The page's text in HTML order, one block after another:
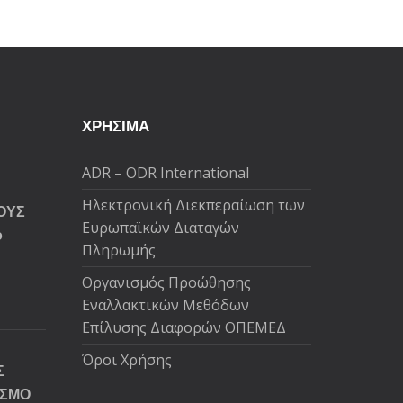
ΧΡΗΣΙΜΑ
ADR – ODR International
Ηλεκτρονική Διεκπεραίωση των
Ευρωπαϊκών Διαταγών
Πληρωμής
Oργανισμός Προώθησης
Εναλλακτικών Μεθόδων
Επίλυσης Διαφορών ΟΠΕΜΕΔ
Όροι Χρήσης